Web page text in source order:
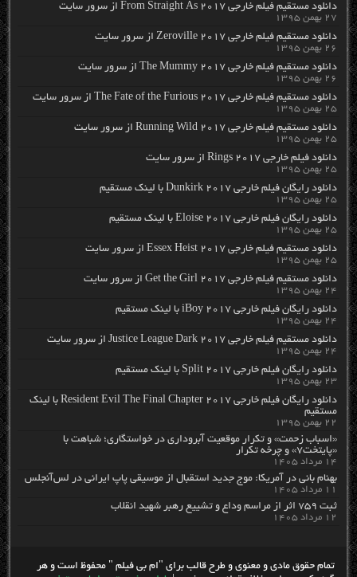
دانلود مستقیم فیلم خارجی From Straight As 2017 از سرور سایت
۲۷ بهمن ۱۳۹۵
دانلود مستقیم فیلم خارجی Zeroville 2017 از سرور سایت
۲۶ بهمن ۱۳۹۵
دانلود مستقیم فیلم خارجی The Mummy 2017 از سرور سایت
۲۶ بهمن ۱۳۹۵
دانلود مستقیم فیلم خارجی The Fate of the Furious 2017 از سرور سایت
۲۵ بهمن ۱۳۹۵
دانلود مستقیم فیلم خارجی Running Wild 2017 از سرور سایت
۲۵ بهمن ۱۳۹۵
دانلود فیلم خارجی Rings 2017 از سرور سایت
۲۵ بهمن ۱۳۹۵
دانلود رایگان فیلم خارجی Dunkirk 2017 با لینک مستقیم
۲۵ بهمن ۱۳۹۵
دانلود رایگان فیلم خارجی Eloise 2017 با لینک مستقیم
۲۵ بهمن ۱۳۹۵
دانلود مستقیم فیلم خارجی Essex Heist 2017 از سرور سایت
۲۵ بهمن ۱۳۹۵
دانلود مستقیم فیلم خارجی Get the Girl 2017 از سرور سایت
۲۴ بهمن ۱۳۹۵
دانلود رایگان فیلم خارجی iBoy 2017 با لینک مستقیم
۲۴ بهمن ۱۳۹۵
دانلود مستقیم فیلم خارجی Justice League Dark 2017 از سرور سایت
۲۴ بهمن ۱۳۹۵
دانلود رایگان فیلم خارجی Split 2017 با لینک مستقیم
۲۳ بهمن ۱۳۹۵
دانلود رایگان فیلم خارجی Resident Evil The Final Chapter 2017 با لینک
مستقیم
۲۲ بهمن ۱۳۹۵
«اسباب زحمت» و تکرار موقعیت آبروداری در خواستگاری؛ شباهت با
«پایتخت۷» و چرخه تکرار
۱۴ مرداد ۱۴۰۵
بهنام بانی در آمریکا: موج جدید استقبال از موسیقی پاپ ایرانی در لس‌آنجلس
۱۱ مرداد ۱۴۰۵
ثبت ۷۵۹ اثر از مراسم وداع و تشییع رهبر شهید انقلاب
۱۲ مرداد ۱۴۰۵
تمام حقوق مادی و معنوی و طرح قالب برای "ام بی فیلم " محفوظ است و هر